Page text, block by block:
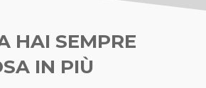
HAI SEMPRE
IN PIÙ